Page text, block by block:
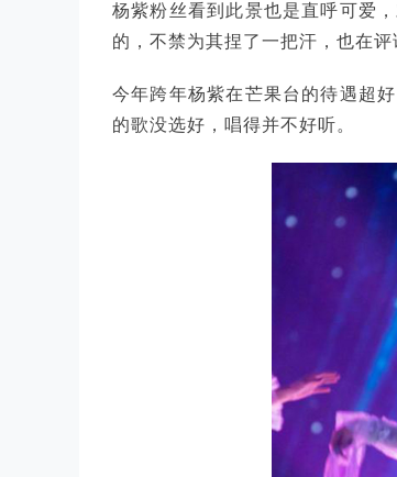
杨紫粉丝看到此景也是直呼可爱
的，不禁为其捏了一把汗，也在评
今年跨年杨紫在芒果台的待遇超
的歌没选好，唱得并不好听。